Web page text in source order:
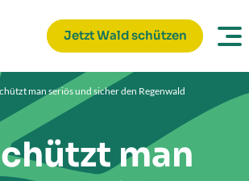
Jetzt Wald schützen
man seriös und sicher den Regenwald
man